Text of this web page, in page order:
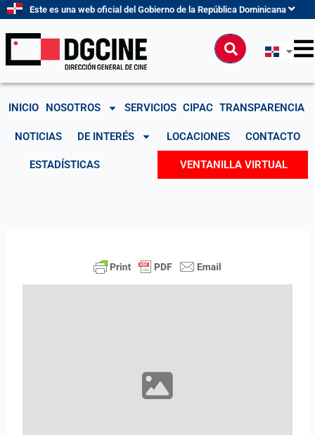
contenido
Este es una web oficial del Gobierno de la República Dominicana
Buscar
INICIO NOSOTROS SERVICIOS CIPAC TRANSPARENCIA
NOTICIAS DE INTERÉS LOCACIONES CONTACTO
ESTADÍSTICAS VENTANILLA VIRTUAL